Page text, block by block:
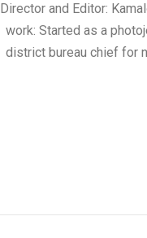
Director and Editor:
work: Started as a
district bureau chief for